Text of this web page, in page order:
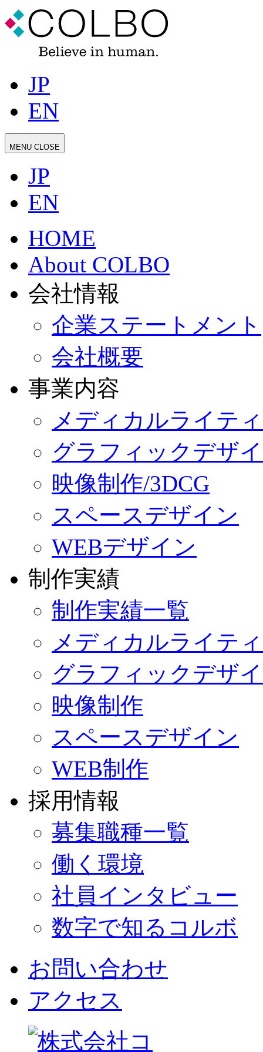
JP
EN
MENU CLOSE
JP
EN
HOME
About COLBO
会社情報
企業ステートメント
会社概要
事業内容
メディカルライテ
グラフィックデザ
映像制作/3DCG
スペースデザイン
WEBデザイン
制作実績
制作実績一覧
メディカルライテ
グラフィックデザ
映像制作
スペースデザイン
WEB制作
採用情報
募集職種一覧
働く環境
社員インタビュー
数字で知るコルボ
お問い合わせ
アクセス